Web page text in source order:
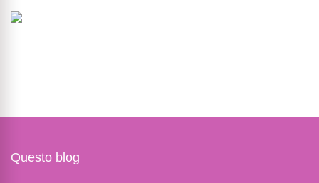
Questo blog